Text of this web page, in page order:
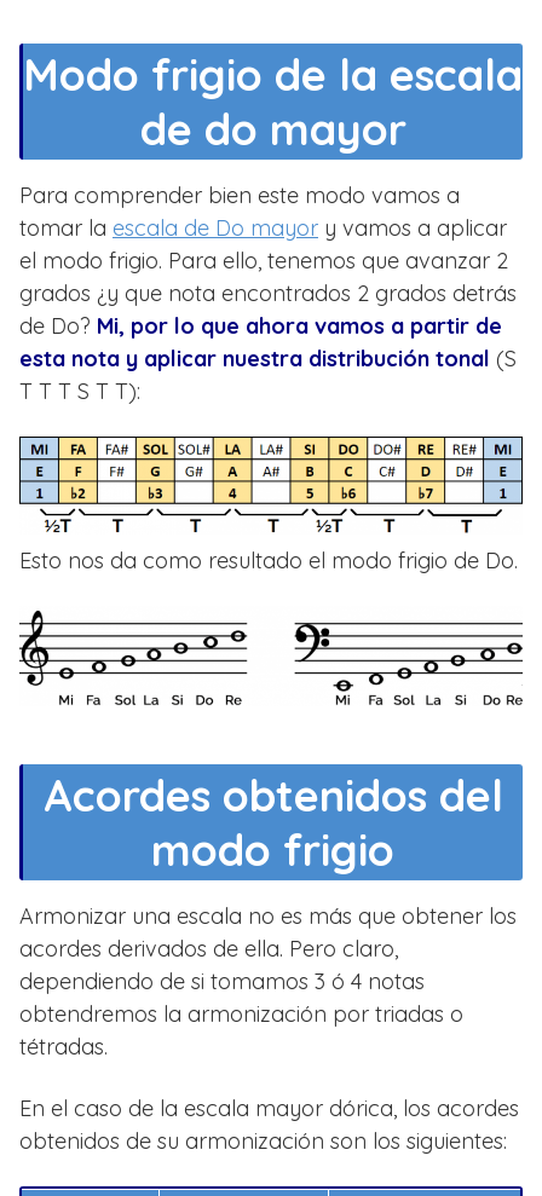
Modo frigio de la escala
de do mayor
Para comprender bien este modo vamos a
tomar la escala de Do mayor y vamos a aplicar
el modo frigio. Para ello, tenemos que avanzar 2
grados ¿y que nota encontrados 2 grados detrás
de Do? Mi, por lo que ahora vamos a partir de
esta nota y aplicar nuestra distribución tonal (S
T T T S T T):
Esto nos da como resultado el modo frigio de Do.
Acordes obtenidos del
modo frigio
Armonizar una escala no es más que obtener los
acordes derivados de ella. Pero claro,
dependiendo de si tomamos 3 ó 4 notas
obtendremos la armonización por triadas o
tétradas.
En el caso de la escala mayor dórica, los acordes
obtenidos de su armonización son los siguientes: